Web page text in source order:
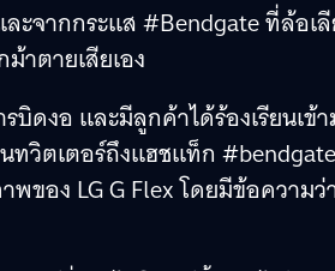
ะจากกระแส #Bendgate ที่ล้อเ
าตายเสียเอง
ดงอ และมีลูกค้าได้ร้องเรียนเข้
ทวิตเตอร์ถึงแฮชแท็ก
ของ LG G Flex โดยมีข้อความว่